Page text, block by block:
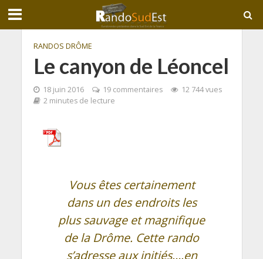
RANDOS DRÔME
Le canyon de Léoncel
18 juin 2016 19 commentaires
12 744 vues
2 minutes de lecture
Vous êtes certainement
dans un des endroits les
plus sauvage et magnifique
de la Drôme. Cette rando
s’adresse aux initiés….en